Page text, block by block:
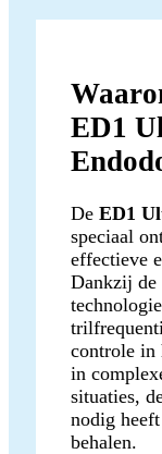
ED1
De ED1
speciaal
effectieve
Dankzij de
controle in
in
situaties,
nodig
behalen.